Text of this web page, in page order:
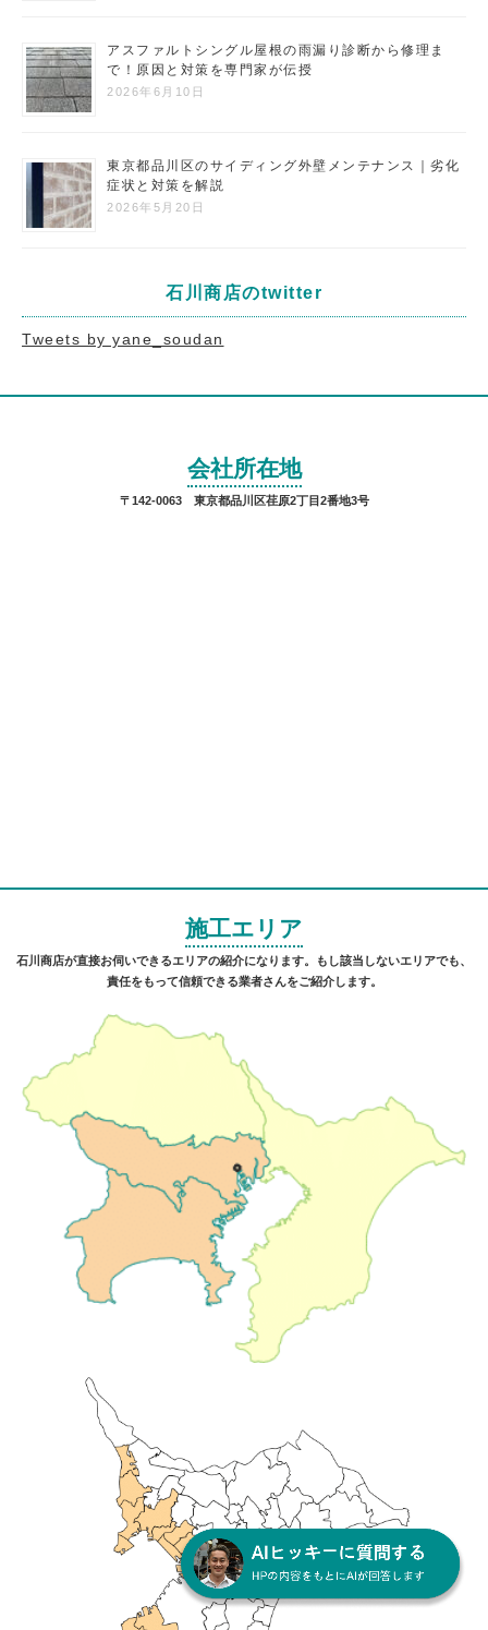
アスファルトシングル屋根の雨漏り診断から修理ま
で！原因と対策を専門家が伝授
2026年6月10日
東京都品川区のサイディング外壁メンテナンス｜劣化
症状と対策を解説
2026年5月20日
石川商店のtwitter
Tweets by yane_soudan
会社所在地
〒142-0063 東京都品川区荏原2丁目2番地3号
施工エリア
石川商店が直接お伺いできるエリアの紹介になります。もし該当しないエリアでも、
責任をもって信頼できる業者さんをご紹介します。